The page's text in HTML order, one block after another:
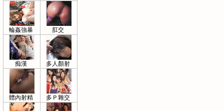
輪姦強暴 肛交
痴漢 多人顏射
體內射精 多Ｐ雜交